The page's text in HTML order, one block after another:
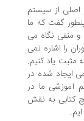
سیستم
که ما
نگاه می
نمی
کنیم.
شده در
ما در
به نقش